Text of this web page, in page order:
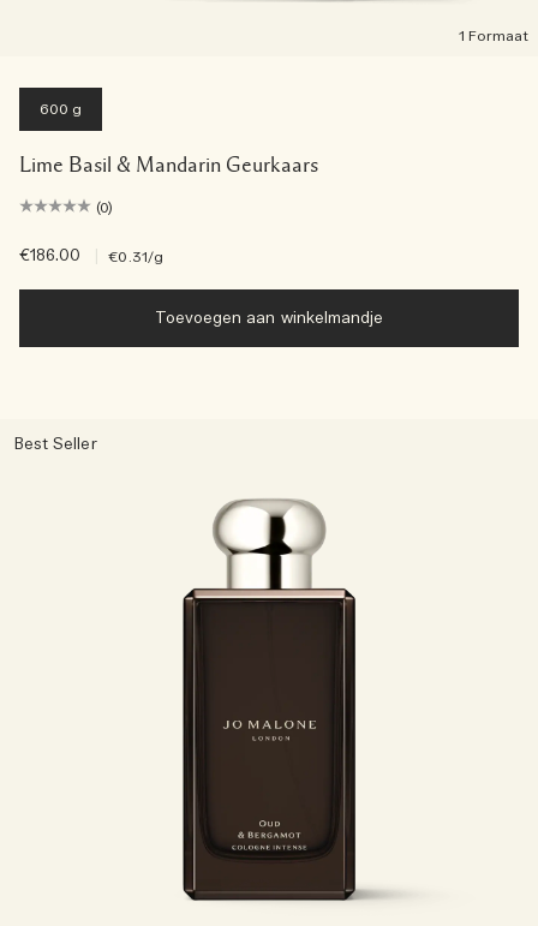
1 Formaat
600 g
Lime Basil & Mandarin Geurkaars
(0)
€186.00 €0.31/g
Toevoegen aan winkelmandje
Best Seller